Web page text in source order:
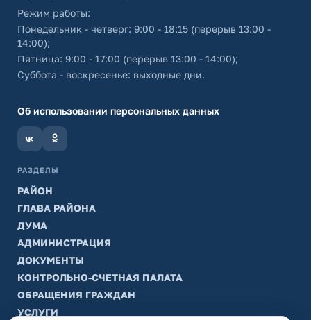
Режим работы:
Понедельник - четверг: 9:00 - 18:15 (перерыв 13:00 -
14:00);
Пятница: 9:00 - 17:00 (перерыв 13:00 - 14:00);
Суббота - воскресенье: выходные дни.
Об использовании персональных данных
РАЗДЕЛЫ
РАЙОН
ГЛАВА РАЙОНА
ДУМА
АДМИНИСТРАЦИЯ
ДОКУМЕНТЫ
КОНТРОЛЬНО-СЧЕТНАЯ ПАЛАТА
ОБРАЩЕНИЯ ГРАЖДАН
УСЛУГИ